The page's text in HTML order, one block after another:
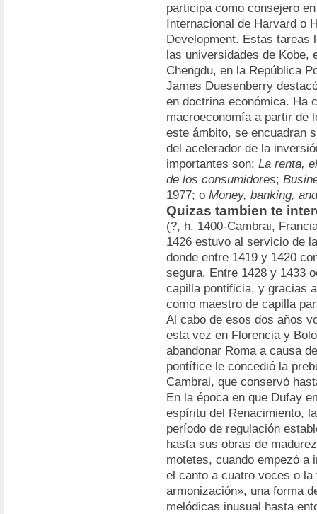
participa como consejero
Internacional de Harvard o
Development. Estas tareas
las universidades de Kobe,
Chengdu, en la República
James Duesenberry
en doctrina económica. Ha
macroeconomía a partir de
este ámbito, se encuadran
del acelerador de la
importantes son: La renta,
de los consumidores;
1977; o Money, banking,
Quizas tambien te
(?, h. 1400-Cambrai,
1426 estuvo al servicio de
donde entre 1419 y 1420
segura. Entre 1428 y 1433
capilla pontificia, y gracias
como maestro de capilla
Al cabo de esos dos años
esta vez en Florencia y
abandonar Roma a causa
pontífice le concedió la
Cambrai, que conservó
En la época en que Dufay
espíritu del Renacimiento,
período de regulación
hasta sus obras de
motetes, cuando empezó a
el canto a cuatro voces o
armonización», una forma
melódicas inusual hasta